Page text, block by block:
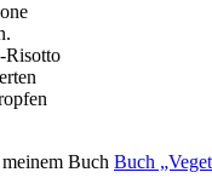
Risotto
Buch Buch